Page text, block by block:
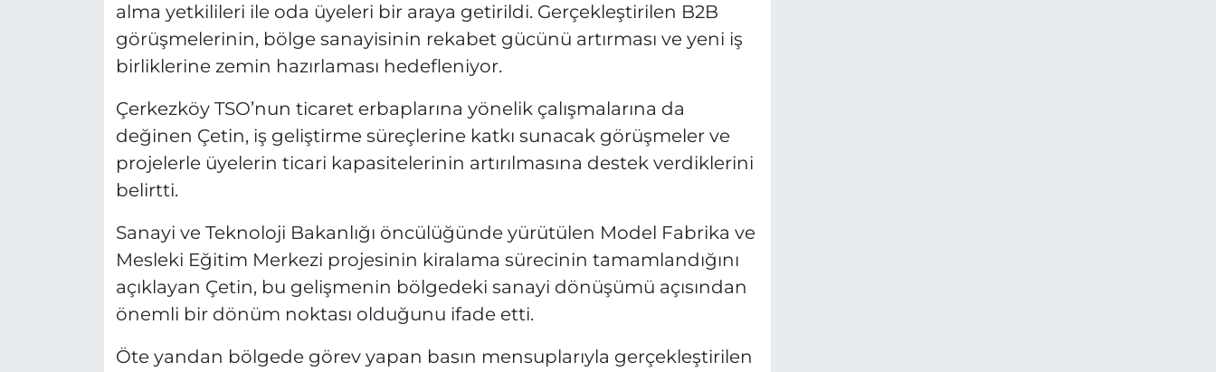
alma yetkilileri ile oda üyeleri bir araya getirildi. Gerçekleştirilen B2B
görüşmelerinin, bölge sanayisinin rekabet gücünü artırması ve yeni iş
birliklerine zemin hazırlaması hedefleniyor.
Çerkezköy TSO’nun ticaret erbaplarına yönelik çalışmalarına da
değinen Çetin, iş geliştirme süreçlerine katkı sunacak görüşmeler ve
projelerle üyelerin ticari kapasitelerinin artırılmasına destek verdiklerini
belirtti.
Sanayi ve Teknoloji Bakanlığı öncülüğünde yürütülen Model Fabrika ve
Mesleki Eğitim Merkezi projesinin kiralama sürecinin tamamlandığını
açıklayan Çetin, bu gelişmenin bölgedeki sanayi dönüşümü açısından
önemli bir dönüm noktası olduğunu ifade etti.
Öte yandan bölgede görev yapan basın mensuplarıyla gerçekleştirilen